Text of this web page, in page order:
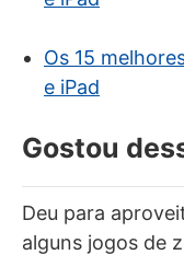
Os 15
e iPad
Gostou
Deu para
alguns jogos de